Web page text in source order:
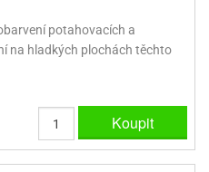
potahovacích a
na hladkých plochách těchto
Koupit